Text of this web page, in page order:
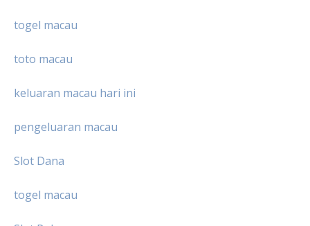
togel macau
toto macau
keluaran macau hari ini
pengeluaran macau
Slot Dana
togel macau